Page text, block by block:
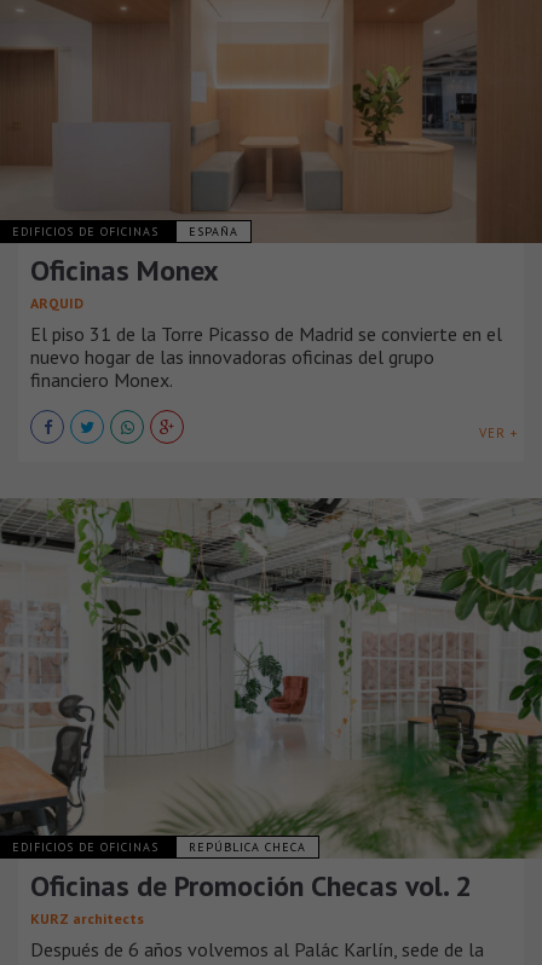
EDIFICIOS DE OFICINAS ESPAÑA
Oficinas Monex
ARQUID
El piso 31 de la Torre Picasso de Madrid se convierte en el
nuevo hogar de las innovadoras oficinas del grupo
financiero Monex.
VER +
EDIFICIOS DE OFICINAS REPÚBLICA CHECA
Oficinas de Promoción Checas vol. 2
KURZ architects
Después de 6 años volvemos al Palác Karlín, sede de la